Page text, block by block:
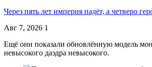
Через пять лет империя падёт, а четверо
Авг 7, 2026 1
Ещё они показали обновлённую модель
невысокого даэдра невысокого.